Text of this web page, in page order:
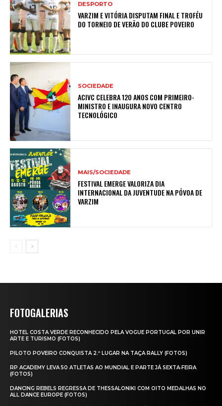
DESPORTO
VARZIM E VITÓRIA DISPUTAM FINAL E TROFÉU
DO TORNEIO DE VERÃO DO CLUBE POVEIRO
SOCIEDADE
ACIVC CELEBRA 120 ANOS COM PRIMEIRO-
MINISTRO E INAUGURA NOVO CENTRO
TECNOLÓGICO
MAIS/SOCIEDADE
FESTIVAL EMERGE VALORIZA DIA
INTERNACIONAL DA JUVENTUDE NA PÓVOA DE
VARZIM
FOTOGALERIAS
HOTEL COSTA VERDE RECONHECIDO PELA VOGUE PORTUGAL POR UNIR
ARTE E TURISMO (FOTOS)
PILOTO POVEIRO CONQUISTA 2.º LUGAR NA TAÇA RALLY (FOTOS)
RP ACADEMY LEVA 50 ATLETAS AO MUNDIAL E PARTE JÁ SEXTA‑FEIRA
(FOTOS)
DANCING REBELS REGRESSA DE THESSALONIKI COM OITO MEDALHAS NO
ALL DANCE EUROPE (FOTOS)